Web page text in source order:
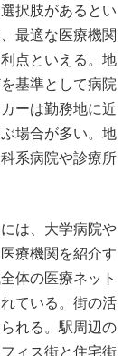
択肢があるとい
最適な医療機関
点といえる。地
基準として病院
ーは勤務地に近
場合が多い。地
系病院や診療所
は、大学病院や
療機関を紹介す
体の医療ネット
ている。街の活
れる。駅周辺の
ィス街と住宅街